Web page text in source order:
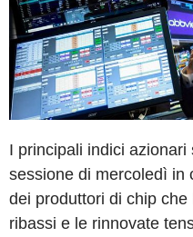
I principali indici
sessione di mercoledì in
dei produttori di chip
ribassi e le rinnovate